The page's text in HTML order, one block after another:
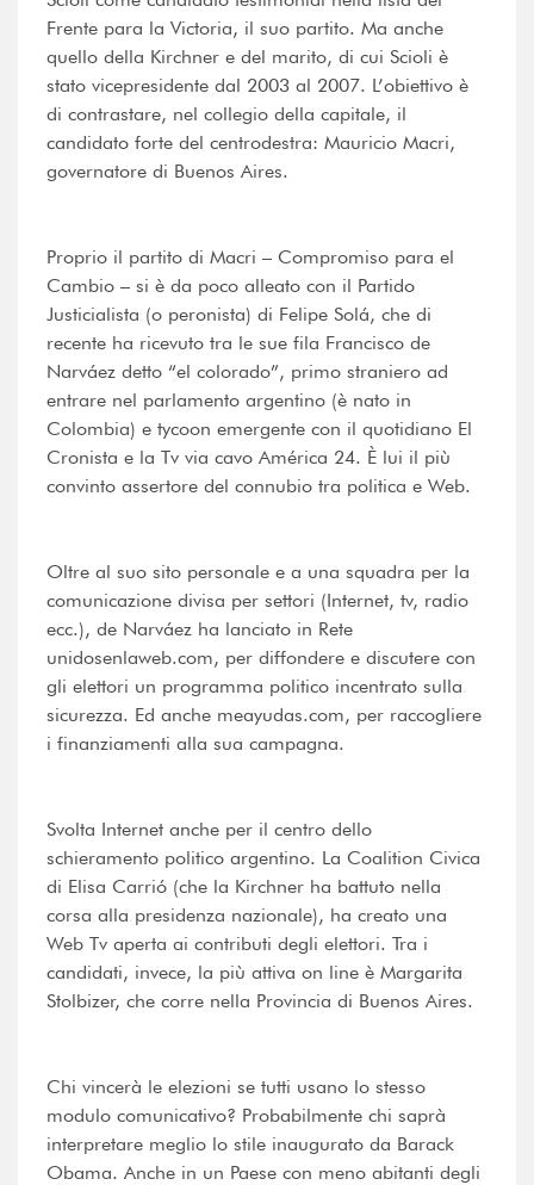
Frente para la Victoria, il suo partito. Ma anche
quello della Kirchner e del marito, di cui Scioli è
stato vicepresidente dal 2003 al 2007. L’obiettivo è
di contrastare, nel collegio della capitale, il
candidato forte del centrodestra: Mauricio Macri,
governatore di Buenos Aires.
Proprio il partito di Macri – Compromiso para el
Cambio – si è da poco alleato con il Partido
Justicialista (o peronista) di Felipe Solá, che di
recente ha ricevuto tra le sue fila Francisco de
Narváez detto “el colorado”, primo straniero ad
entrare nel parlamento argentino (è nato in
Colombia) e tycoon emergente con il quotidiano El
Cronista e la Tv via cavo América 24. È lui il più
convinto assertore del connubio tra politica e Web.
Oltre al suo sito personale e a una squadra per la
comunicazione divisa per settori (Internet, tv, radio
ecc.), de Narváez ha lanciato in Rete
unidosenlaweb.com, per diffondere e discutere con
gli elettori un programma politico incentrato sulla
sicurezza. Ed anche meayudas.com, per raccogliere
i finanziamenti alla sua campagna.
Svolta Internet anche per il centro dello
schieramento politico argentino. La Coalition Civica
di Elisa Carrió (che la Kirchner ha battuto nella
corsa alla presidenza nazionale), ha creato una
Web Tv aperta ai contributi degli elettori. Tra i
candidati, invece, la più attiva on line è Margarita
Stolbizer, che corre nella Provincia di Buenos Aires.
Chi vincerà le elezioni se tutti usano lo stesso
modulo comunicativo? Probabilmente chi saprà
interpretare meglio lo stile inaugurato da Barack
Obama. Anche in un Paese con meno abitanti degli